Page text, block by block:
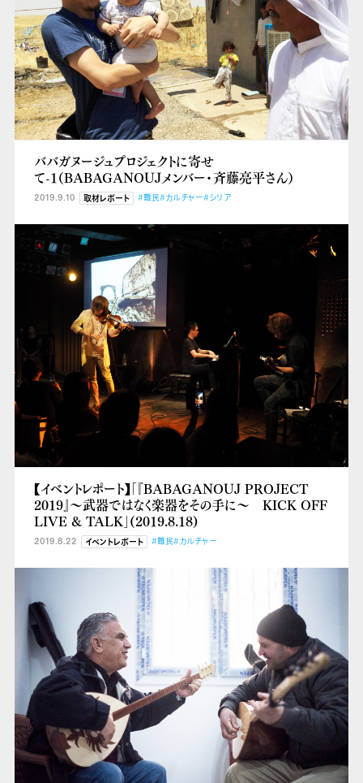
ババガヌージュプロジェクトに寄せ
て-1（BABAGANOUJメンバー・斉藤亮平さん）
2019.9.10 取材レポート #難民#カルチャー#シリア
【イベントレポート】「『BABAGANOUJ PROJECT
2019』～武器ではなく楽器をその手に～ KICK OFF
LIVE & TALK」(2019.8.18)
2019.8.22 イベントレポート #難民#カルチャー